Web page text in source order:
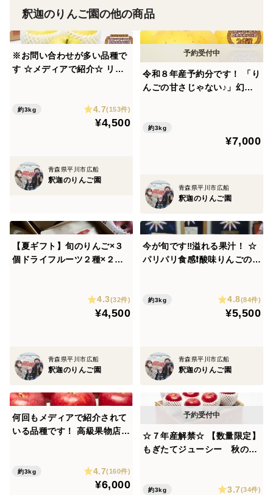
釈迦のりんご園の他の商品
※お問い合わせが多い品種で
す ☆メディアで紹介☆ リピ
小玉キャップ入り３kg１０～
約3kg 4.7(153件)
¥4,500
青森県平川市広船
釈迦のりんご園
令和８年産予約分です！ 「り
んごの甘さじゃない♪」幻の
糖度を求めた無袋栽培 ３kg
約3kg
¥7,000
青森県平川市広船
釈迦のりんご園
【夏ギフト】旬のりんご×３
個ドライフルーツ２種×２袋
4.3(32件)
¥4,500
青森県平川市広船
釈迦のりんご園
今が旬です‼️溢れる果汁！ ☆
パリパリ食感❗酸味りんごのフ
３kg８～１０個
約3kg 4.8(84件)
¥5,500
青森県平川市広船
釈迦のりんご園
何回もメディアで紹介されて
いる品種です！ 高級果物店の
シナノスイート 家庭用３kg
約3kg 4.7(160件)
¥6,000
☆７年産解禁☆ 【数量限定】
もぎたてジューシー 秋の初
１０個
約3kg 3.7(34件)